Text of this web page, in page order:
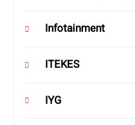
Infotainment
ITEKES
IYG